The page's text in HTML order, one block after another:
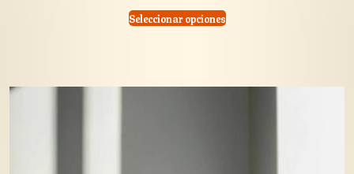
Seleccionar opciones